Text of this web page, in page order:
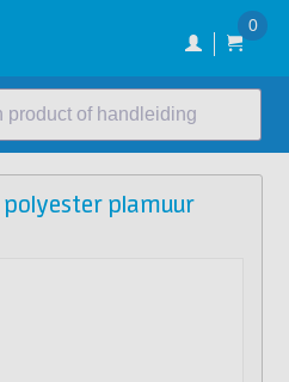
0
product of handleiding
polyester plamuur